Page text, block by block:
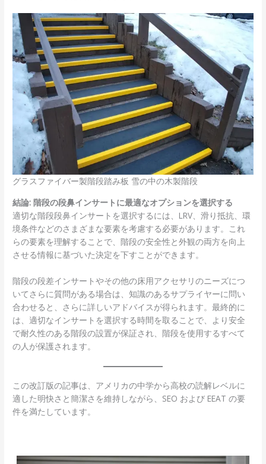
グラスファイバー製階段踏み板 雪の中の木製階段
結論: 階段の段鼻インサートに最適なオプションを選択する
適切な階段段鼻インサートを選択するには、LRV、滑り抵抗、環
境条件などのさまざまな要素を考慮する必要があります。これ
らの要素を理解することで、階段の安全性と外観の両方を向上
させる情報に基づいた決定を下すことができます。
階段の段差インサートやその他の床用アクセサリのニーズにつ
いてさらに質問がある場合は、知識のあるサプライヤーに問い
合わせると、さらに詳しいアドバイスが得られます。最終的に
は、適切なインサートを選択する時間を取ることで、より安全
で耐久性のある階段の設置が保証され、階段を使用するすべて
の人が保護されます。
この改訂版の記事は、アメリカの中学から高校の読解レベルに
適した明快さと簡潔さを維持しながら、SEO および EEAT の要
件を満たしています。